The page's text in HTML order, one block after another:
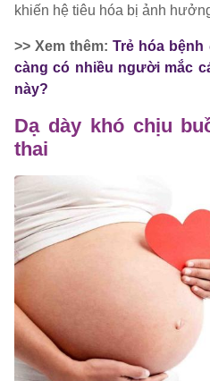
khiến hệ tiêu hóa bị ảnh
>> Xem thêm:Trẻ hóa bệnh
càng có nhiều người mắc
này?
Dạ dày khó chịu
thai